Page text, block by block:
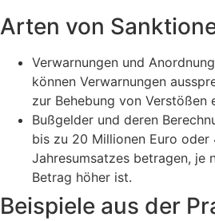
Arten von
Verwarnungen und
können Verwarnungen
zur Behebung von Verstößen
Bußgelder und deren
bis zu 20 Millionen Euro
Jahresumsatzes betragen, je
Betrag höher ist.
Beispiele aus der